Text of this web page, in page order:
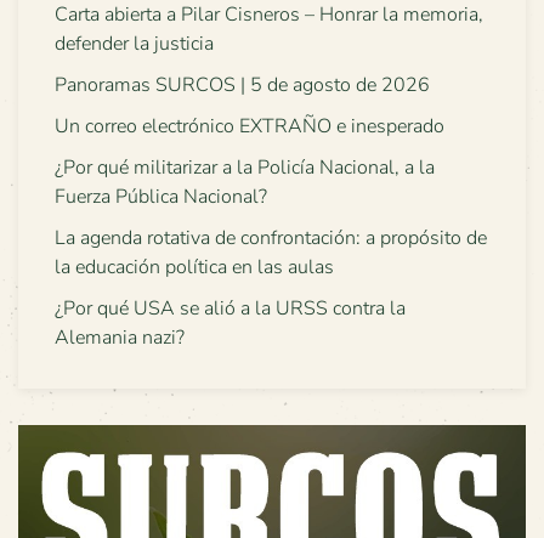
Carta abierta a Pilar Cisneros – Honrar la memoria,
defender la justicia
Panoramas SURCOS | 5 de agosto de 2026
Un correo electrónico EXTRAÑO e inesperado
¿Por qué militarizar a la Policía Nacional, a la
Fuerza Pública Nacional?
La agenda rotativa de confrontación: a propósito de
la educación política en las aulas
¿Por qué USA se alió a la URSS contra la
Alemania nazi?